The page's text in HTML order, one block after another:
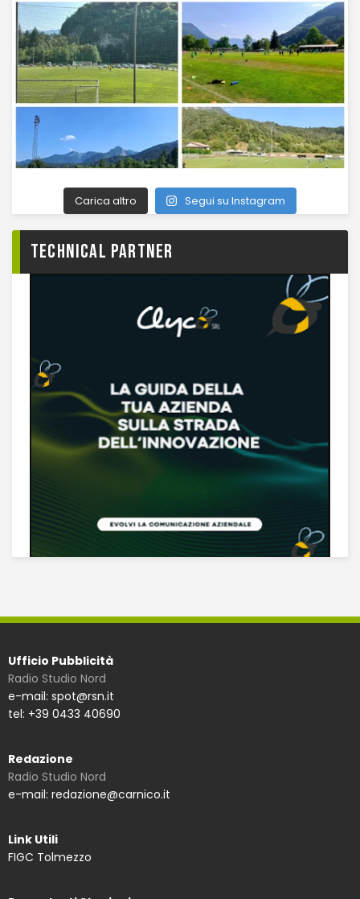
Carica altro Segui su Instagram
TECHNICAL PARTNER
Ufficio Pubblicità
Radio Studio Nord
e-mail: spot@rsn.it
tel: +39 0433 40690
Redazione
Radio Studio Nord
e-mail: redazione@carnico.it
Link Utili
FIGC Tolmezzo